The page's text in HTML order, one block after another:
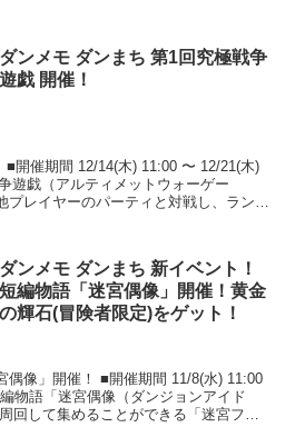
ダンメモ ダンまち 第1回究極戦争
遊戯 開催！
)
プレイヤーのパーティと対戦し、ランキ
ダンメモ ダンまち 新イベント！
短編物語「迷宮偶像」開催！黄金
の輝石(冒険者限定)をゲット！
偶像」開催！ ■開催期間 11/8(水) 11:00